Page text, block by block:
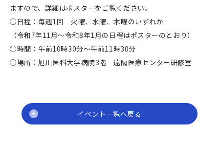
ますので、詳細はポスターをご覧ください。
○日程：毎週1回 火曜、水曜、木曜のいずれか
（令和7年11月～令和8年1月の日程はポスターのとおり）
○時間：午前10時30分～午前11時30分
○場所：旭川医科大学病院3階 遠隔医療センター研修室
イベント一覧へ戻る